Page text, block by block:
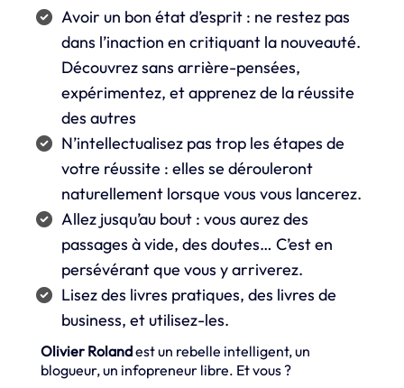
Avoir un bon état d’esprit : ne restez pas
dans l’inaction en critiquant la nouveauté.
Découvrez sans arrière-pensées,
expérimentez, et apprenez de la réussite
des autres
N’intellectualisez pas trop les étapes de
votre réussite : elles se dérouleront
naturellement lorsque vous vous lancerez.
Allez jusqu’au bout : vous aurez des
passages à vide, des doutes… C’est en
persévérant que vous y arriverez.
Lisez des livres pratiques, des livres de
business, et utilisez-les.
Olivier Rolandest un rebelle intelligent, un
blogueur, un infopreneur libre. Et vous ?